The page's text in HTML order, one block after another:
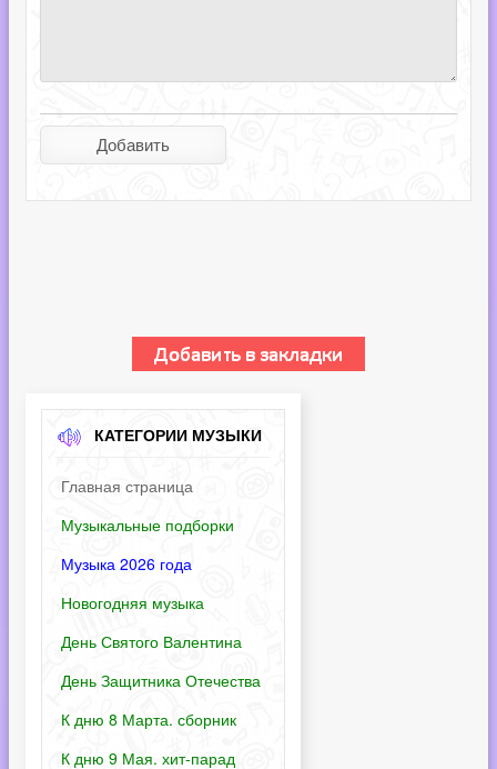
КАТЕГОРИИ МУЗЫКИ
Главная страница
Музыкальные подборки
Музыка 2026 года
Новогодняя музыка
День Святого Валентина
День Защитника Отечества
К дню 8 Марта. сборник
К дню 9 Мая. хит-парад